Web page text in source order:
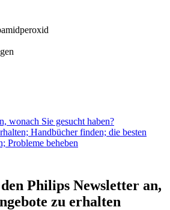
wonach Sie gesucht haben?
Handbücher finden; die besten
Probleme beheben
Philips Newsletter an,
zu erhalten